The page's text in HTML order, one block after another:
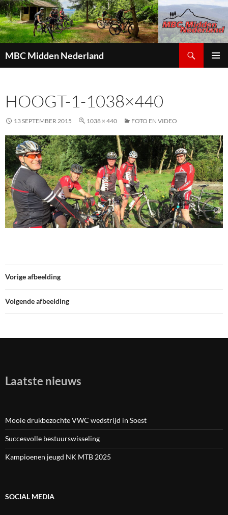
MBC Midden Nederland
INHOUD
HOOGT-1-1038×440
13 SEPTEMBER 2015 1038 × 440 FOTO EN VIDEO
Vorige afbeelding
Volgende afbeelding
Laatste nieuws
Mooie drukbezochte VWC wedstrijd in Soest
Succesvolle bestuurswisseling
Kampioenen jeugd NK MTB 2025
SOCIAL MEDIA